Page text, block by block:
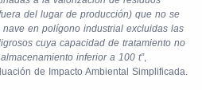
del lugar de producción) que no se
en polígono industrial excluidas las
cuya capacidad de tratamiento no
inferior a 100 t”,
de Impacto Ambiental Simplificada.